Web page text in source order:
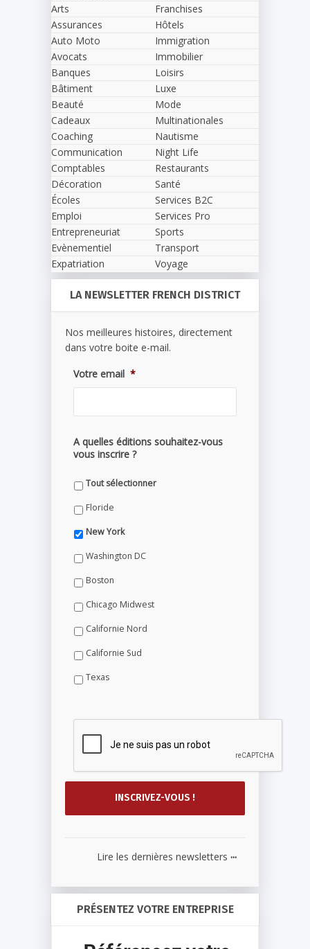
Arts
Assurances
Auto Moto
Avocats
Banques
Bâtiment
Beauté
Cadeaux
Coaching
Communication
Comptables
Décoration
Écoles
Emploi
Entrepreneuriat
Evènementiel
Expatriation
Franchises
Hôtels
Immigration
Immobilier
Loisirs
Luxe
Mode
Multinationales
Nautisme
Night Life
Restaurants
Santé
Services B2C
Services Pro
Sports
Transport
Voyage
LA NEWSLETTER FRENCH DISTRICT
Nos meilleures histoires, directement
dans votre boite e-mail.
Votre email *
A quelles éditions souhaitez-vous
vous inscrire ?
Tout sélectionner
Floride
New York
Washington DC
Boston
Chicago Midwest
Californie Nord
Californie Sud
Texas
Lire les dernières newsletters ...
PRÉSENTEZ VOTRE ENTREPRISE